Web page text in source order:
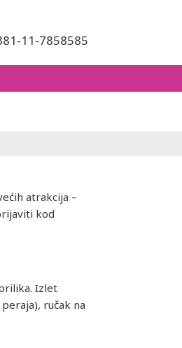
11-7858585
atrakcija –
kod
Izlet
ručak na